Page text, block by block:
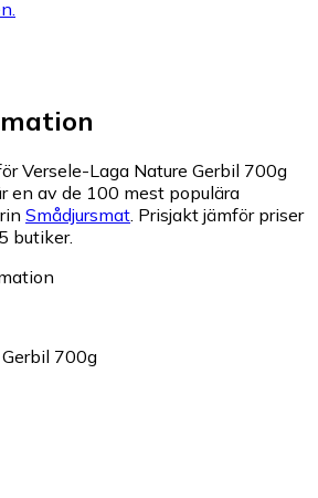
Versele-Laga Nature Gerbil 700g
en av de 100 mest populära
Smådjursmat. Prisjakt jämför priser
butiker.
700g